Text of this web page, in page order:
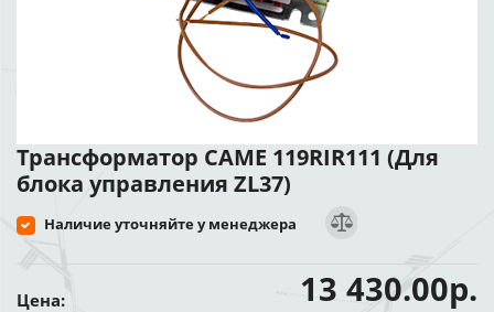
Трансформатор CAME 119RIR111 (Для
блока управления ZL37)
Наличие уточняйте у менеджера
Цена: 13 430.00р.